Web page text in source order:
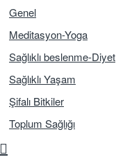
Genel
Meditasyon-Yoga
Sağlıklı beslenme-Diyet
Sağlıklı Yaşam
Şifalı Bitkiler
Toplum Sağlığı